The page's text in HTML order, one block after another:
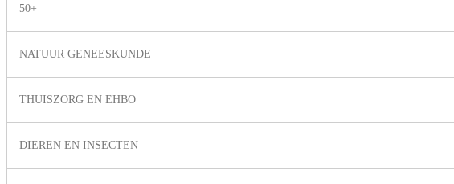
50+
NATUUR GENEESKUNDE
THUISZORG EN EHBO
DIEREN EN INSECTEN